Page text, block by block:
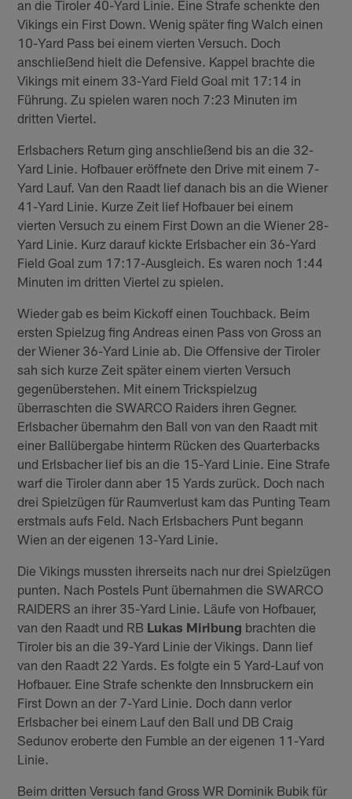
an die Tiroler 40-Yard Linie. Eine Strafe schenkte den
Vikings ein First Down. Wenig später fing Walch einen
10-Yard Pass bei einem vierten Versuch. Doch
anschließend hielt die Defensive. Kappel brachte die
Vikings mit einem 33-Yard Field Goal mit 17:14 in
Führung. Zu spielen waren noch 7:23 Minuten im
dritten Viertel.
Erlsbachers Return ging anschließend bis an die 32-
Yard Linie. Hofbauer eröffnete den Drive mit einem 7-
Yard Lauf. Van den Raadt lief danach bis an die Wiener
41-Yard Linie. Kurze Zeit lief Hofbauer bei einem
vierten Versuch zu einem First Down an die Wiener 28-
Yard Linie. Kurz darauf kickte Erlsbacher ein 36-Yard
Field Goal zum 17:17-Ausgleich. Es waren noch 1:44
Minuten im dritten Viertel zu spielen.
Wieder gab es beim Kickoff einen Touchback. Beim
ersten Spielzug fing Andreas einen Pass von Gross an
der Wiener 36-Yard Linie ab. Die Offensive der Tiroler
sah sich kurze Zeit später einem vierten Versuch
gegenüberstehen. Mit einem Trickspielzug
überraschten die SWARCO Raiders ihren Gegner.
Erlsbacher übernahm den Ball von van den Raadt mit
einer Ballübergabe hinterm Rücken des Quarterbacks
und Erlsbacher lief bis an die 15-Yard Linie. Eine Strafe
warf die Tiroler dann aber 15 Yards zurück. Doch nach
drei Spielzügen für Raumverlust kam das Punting Team
erstmals aufs Feld. Nach Erlsbachers Punt begann
Wien an der eigenen 13-Yard Linie.
Die Vikings mussten ihrerseits nach nur drei Spielzügen
punten. Nach Postels Punt übernahmen die SWARCO
RAIDERS an ihrer 35-Yard Linie. Läufe von Hofbauer,
van den Raadt und RB Lukas Miribung brachten die
Tiroler bis an die 39-Yard Linie der Vikings. Dann lief
van den Raadt 22 Yards. Es folgte ein 5 Yard-Lauf von
Hofbauer. Eine Strafe schenkte den Innsbruckern ein
First Down an der 7-Yard Linie. Doch dann verlor
Erlsbacher bei einem Lauf den Ball und DB Craig
Sedunov eroberte den Fumble an der eigenen 11-Yard
Linie.
Beim dritten Versuch fand Gross WR Dominik Bubik für